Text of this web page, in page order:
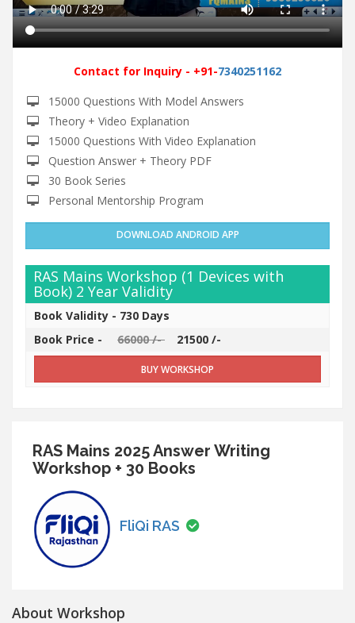
RAS Mains 2025 Answer Writing
Workshop + 30 Books
FliQi RAS
About Workshop
Contact for Inquiry - +91-7340251162
15000 Questions With Model Answers
Theory + Video Explanation
15000 Questions With Video Explanation
Question Answer + Theory PDF
30 Book Series
Personal Mentorship Program
DOWNLOAD ANDROID APP
RAS Mains Workshop (1 Devices with
Book) 2 Year Validity
Book Validity - 730 Days
Book Price -
66000 /- 21500 /-
BUY WORKSHOP